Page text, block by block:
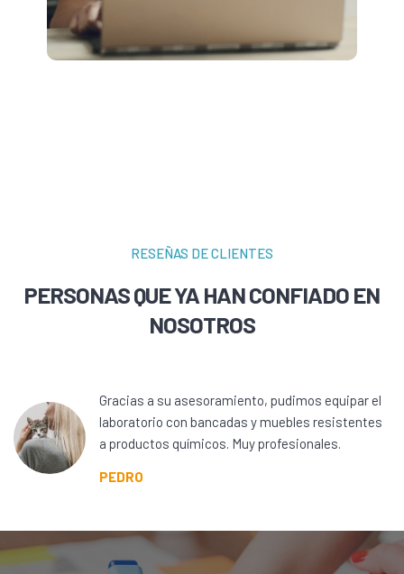
RESEÑAS DE CLIENTES
PERSONAS QUE YA HAN CONFIADO EN
NOSOTROS
Gracias a su asesoramiento, pudimos equipar el
laboratorio con bancadas y muebles resistentes
a productos químicos. Muy profesionales.
PEDRO